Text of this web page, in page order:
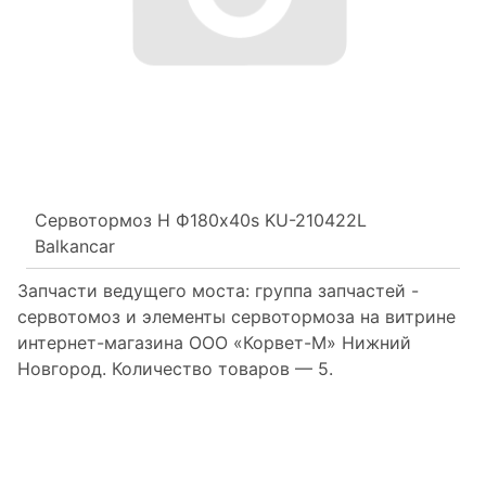
Сервотормоз Н Ф180х40s KU-210422L
Balkancar
Запчасти ведущего моста: группа запчастей -
сервотомоз и элементы сервотормоза на витрине
интернет-магазина ООО «Корвет-М» Нижний
Новгород. Количество товаров — 5.